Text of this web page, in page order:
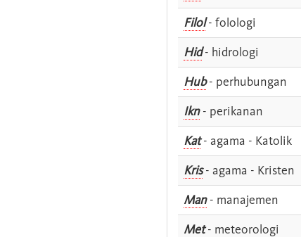
Filol- folologi
Hid- hidrologi
Hub- perhubungan
Ikn- perikanan
Kat- agama - Katolik
Kris- agama - Kristen
Man- manajemen
Met- meteorologi